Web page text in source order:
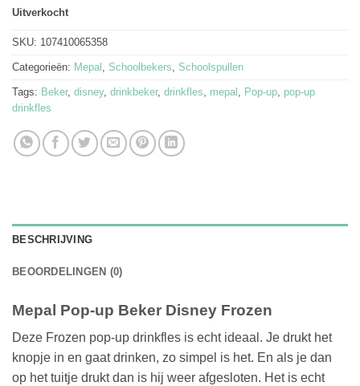
Uitverkocht
SKU: 107410065358
Categorieën: Mepal Schoolbekers Schoolspullen
Tags: Beker, disney, drinkbeker, drinkfles mepal Pop-up pop-up
drinkfles
BESCHRIJVING
BEOORDELINGEN (0)
Mepal Pop-up Beker Disney Frozen
Deze Frozen pop-up drinkfles is echt ideaal. Je drukt het
knopje in en gaat drinken, zo simpel is het. En als je dan
op het tuitje drukt dan is hij weer afgesloten. Het is echt